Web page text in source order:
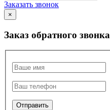
Заказать звонок
×
Заказ обратного звонка